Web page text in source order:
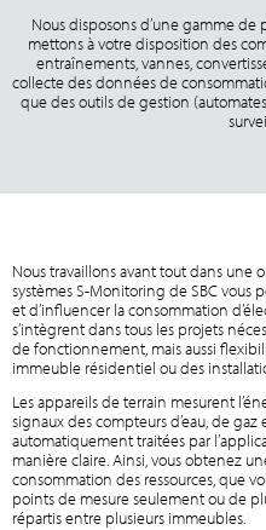
Nous disposons d’une gamme
mettons à votre disposition des
entraînements, vannes,
collecte des données de
que des outils de gestion
Nous travaillons avant tout dans une
systèmes S-Monitoring de SBC vous
et d’influencer la consommation
s’intègrent dans tous les projets
de fonctionnement, mais aussi
immeuble résidentiel ou des
Les appareils de terrain mesurent
signaux des compteurs d’eau, de
automatiquement traitées par
manière claire. Ainsi, vous obtenez
consommation des ressources, que
points de mesure seulement ou de
répartis entre plusieurs immeubles.